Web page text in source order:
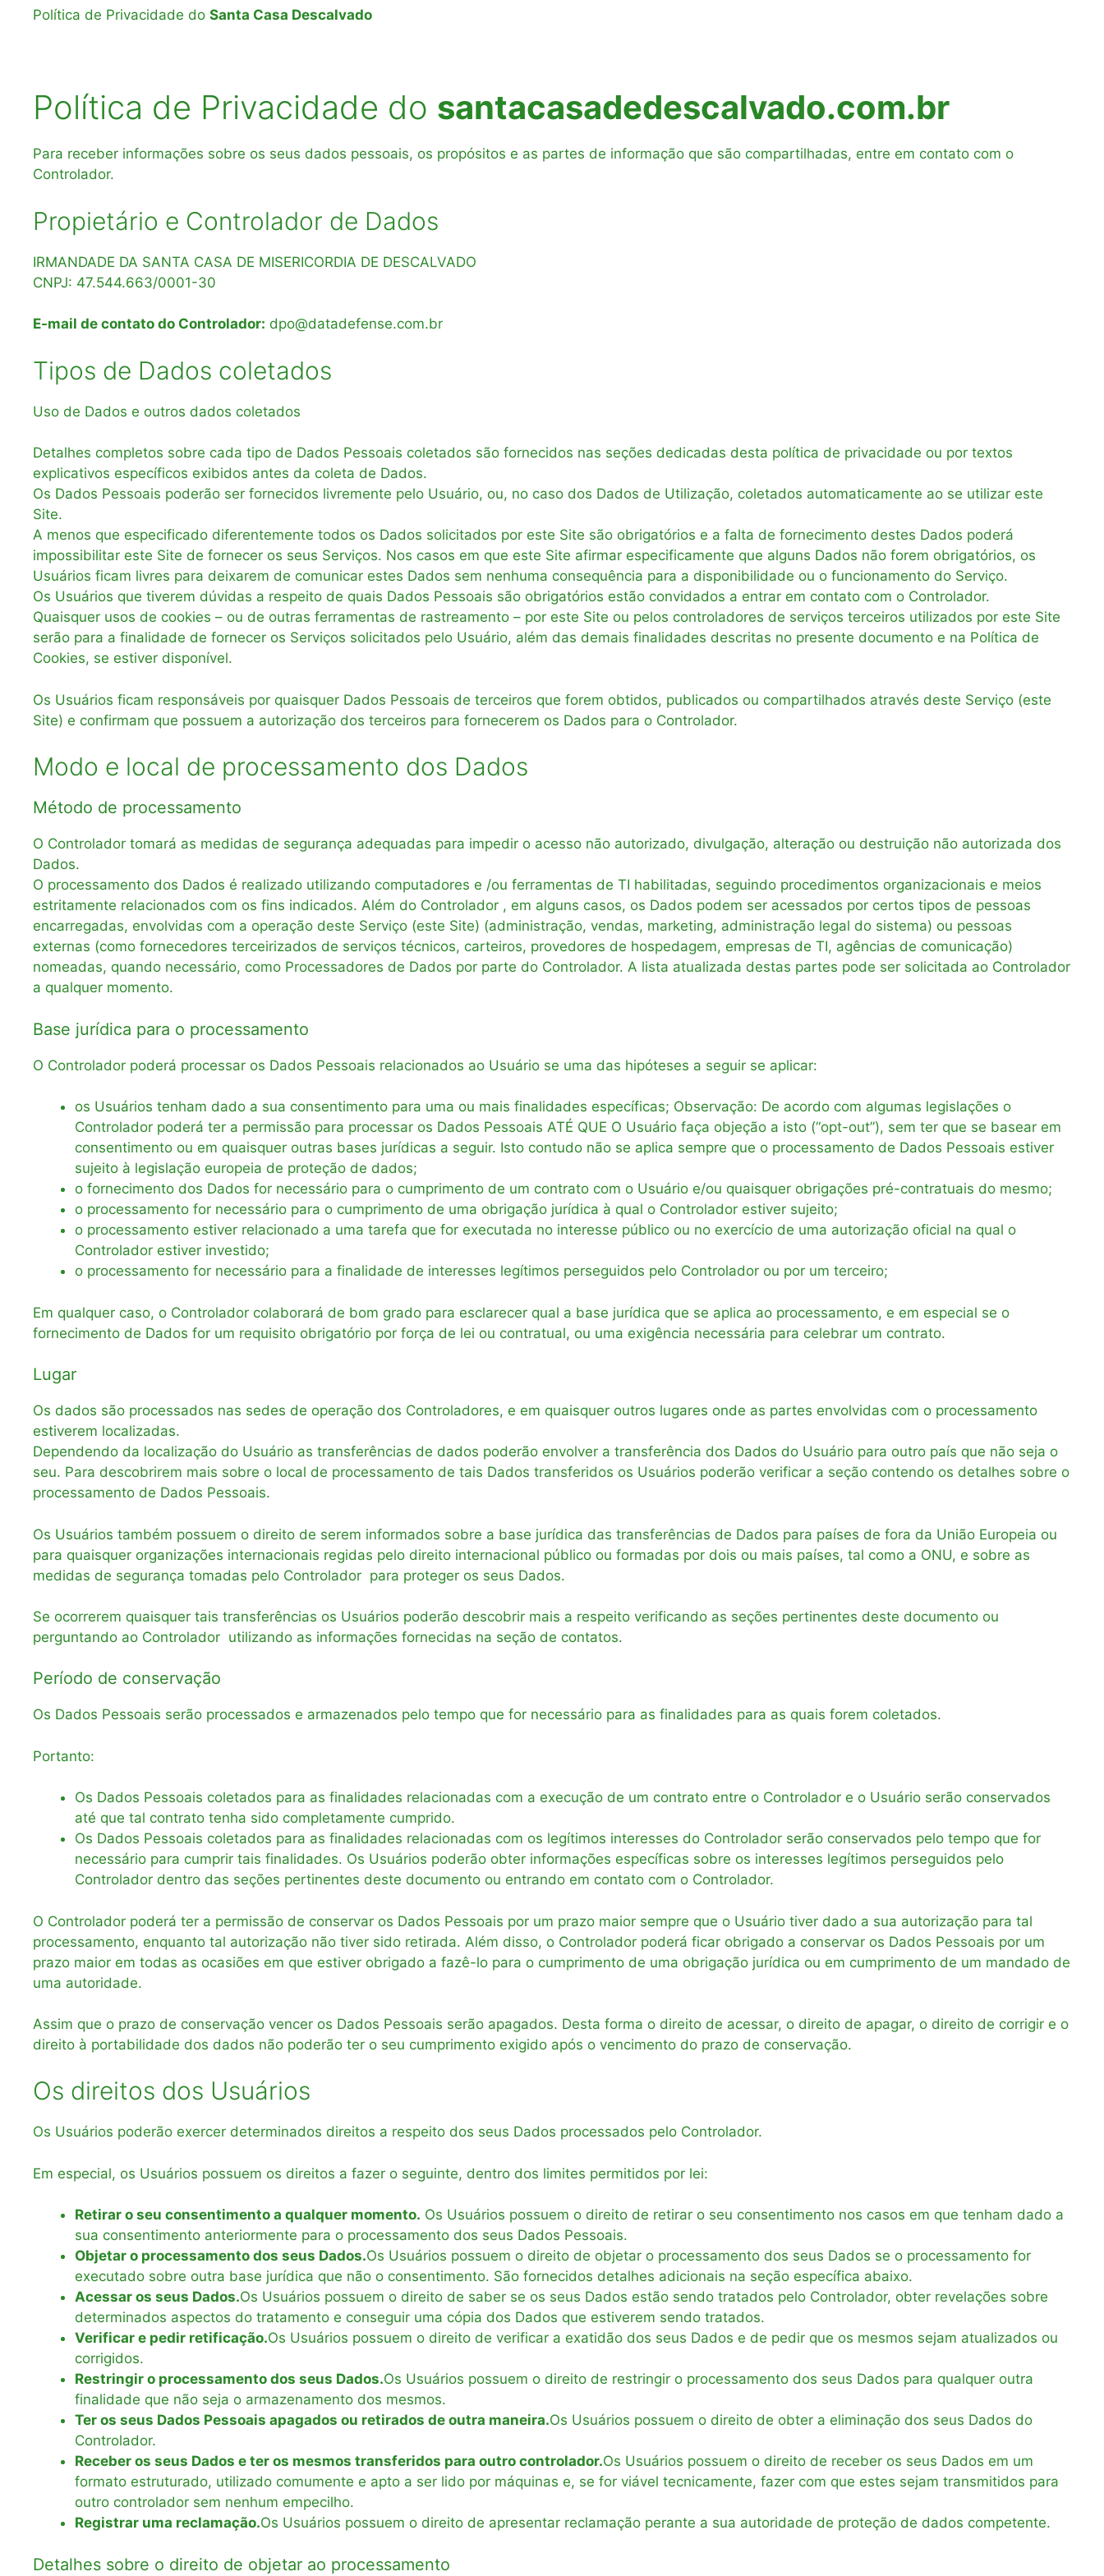
Política de Privacidade do Santa Casa Descalvado
Política de Privacidade do santacasadedescalvado.com.br
Para receber informações sobre os seus dados pessoais, os propósitos e as partes de informação que são compartilhadas, entre em contato com o
Controlador.
Propietário e Controlador de Dados
IRMANDADE DA SANTA CASA DE MISERICORDIA DE DESCALVADO
CNPJ: 47.544.663/0001-30
E-mail de contato do Controlador: dpo@datadefense.com.br
Tipos de Dados coletados
Uso de Dados e outros dados coletados
Detalhes completos sobre cada tipo de Dados Pessoais coletados são fornecidos nas seções dedicadas desta política de privacidade ou por textos
explicativos específicos exibidos antes da coleta de Dados.
Os Dados Pessoais poderão ser fornecidos livremente pelo Usuário, ou, no caso dos Dados de Utilização, coletados automaticamente ao se utilizar este
Site.
A menos que especificado diferentemente todos os Dados solicitados por este Site são obrigatórios e a falta de fornecimento destes Dados poderá
impossibilitar este Site de fornecer os seus Serviços. Nos casos em que este Site afirmar especificamente que alguns Dados não forem obrigatórios, os
Usuários ficam livres para deixarem de comunicar estes Dados sem nenhuma consequência para a disponibilidade ou o funcionamento do Serviço.
Os Usuários que tiverem dúvidas a respeito de quais Dados Pessoais são obrigatórios estão convidados a entrar em contato com o Controlador.
Quaisquer usos de cookies – ou de outras ferramentas de rastreamento – por este Site ou pelos controladores de serviços terceiros utilizados por este Site
serão para a finalidade de fornecer os Serviços solicitados pelo Usuário, além das demais finalidades descritas no presente documento e na Política de
Cookies, se estiver disponível.
Os Usuários ficam responsáveis por quaisquer Dados Pessoais de terceiros que forem obtidos, publicados ou compartilhados através deste Serviço (este
Site) e confirmam que possuem a autorização dos terceiros para fornecerem os Dados para o Controlador.
Modo e local de processamento dos Dados
Método de processamento
O Controlador tomará as medidas de segurança adequadas para impedir o acesso não autorizado, divulgação, alteração ou destruição não autorizada dos
Dados.
O processamento dos Dados é realizado utilizando computadores e /ou ferramentas de TI habilitadas, seguindo procedimentos organizacionais e meios
estritamente relacionados com os fins indicados. Além do Controlador , em alguns casos, os Dados podem ser acessados por certos tipos de pessoas
encarregadas, envolvidas com a operação deste Serviço (este Site) (administração, vendas, marketing, administração legal do sistema) ou pessoas
externas (como fornecedores terceirizados de serviços técnicos, carteiros, provedores de hospedagem, empresas de TI, agências de comunicação)
nomeadas, quando necessário, como Processadores de Dados por parte do Controlador. A lista atualizada destas partes pode ser solicitada ao Controlador
a qualquer momento.
Base jurídica para o processamento
O Controlador poderá processar os Dados Pessoais relacionados ao Usuário se uma das hipóteses a seguir se aplicar:
os Usuários tenham dado a sua consentimento para uma ou mais finalidades específicas; Observação: De acordo com algumas legislações o
Controlador poderá ter a permissão para processar os Dados Pessoais ATÉ QUE O Usuário faça objeção a isto (“opt-out”), sem ter que se basear em
consentimento ou em quaisquer outras bases jurídicas a seguir. Isto contudo não se aplica sempre que o processamento de Dados Pessoais estiver
sujeito à legislação europeia de proteção de dados;
o fornecimento dos Dados for necessário para o cumprimento de um contrato com o Usuário e/ou quaisquer obrigações pré-contratuais do mesmo;
o processamento for necessário para o cumprimento de uma obrigação jurídica à qual o Controlador estiver sujeito;
o processamento estiver relacionado a uma tarefa que for executada no interesse público ou no exercício de uma autorização oficial na qual o
Controlador estiver investido;
o processamento for necessário para a finalidade de interesses legítimos perseguidos pelo Controlador ou por um terceiro;
Em qualquer caso, o Controlador colaborará de bom grado para esclarecer qual a base jurídica que se aplica ao processamento, e em especial se o
fornecimento de Dados for um requisito obrigatório por força de lei ou contratual, ou uma exigência necessária para celebrar um contrato.
Lugar
Os dados são processados ​​nas sedes de operação dos Controladores, e em quaisquer outros lugares onde as partes envolvidas com o processamento
estiverem localizadas.
Dependendo da localização do Usuário as transferências de dados poderão envolver a transferência dos Dados do Usuário para outro país que não seja o
seu. Para descobrirem mais sobre o local de processamento de tais Dados transferidos os Usuários poderão verificar a seção contendo os detalhes sobre o
processamento de Dados Pessoais.
Os Usuários também possuem o direito de serem informados sobre a base jurídica das transferências de Dados para países de fora da União Europeia ou
para quaisquer organizações internacionais regidas pelo direito internacional público ou formadas por dois ou mais países, tal como a ONU, e sobre as
medidas de segurança tomadas pelo Controlador para proteger os seus Dados.
Se ocorrerem quaisquer tais transferências os Usuários poderão descobrir mais a respeito verificando as seções pertinentes deste documento ou
perguntando ao Controlador utilizando as informações fornecidas na seção de contatos.
Período de conservação
Os Dados Pessoais serão processados e armazenados pelo tempo que for necessário para as finalidades para as quais forem coletados.
Portanto:
Os Dados Pessoais coletados para as finalidades relacionadas com a execução de um contrato entre o Controlador e o Usuário serão conservados
até que tal contrato tenha sido completamente cumprido.
Os Dados Pessoais coletados para as finalidades relacionadas com os legítimos interesses do Controlador serão conservados pelo tempo que for
necessário para cumprir tais finalidades. Os Usuários poderão obter informações específicas sobre os interesses legítimos perseguidos pelo
Controlador dentro das seções pertinentes deste documento ou entrando em contato com o Controlador.
O Controlador poderá ter a permissão de conservar os Dados Pessoais por um prazo maior sempre que o Usuário tiver dado a sua autorização para tal
processamento, enquanto tal autorização não tiver sido retirada. Além disso, o Controlador poderá ficar obrigado a conservar os Dados Pessoais por um
prazo maior em todas as ocasiões em que estiver obrigado a fazê-lo para o cumprimento de uma obrigação jurídica ou em cumprimento de um mandado de
uma autoridade.
Assim que o prazo de conservação vencer os Dados Pessoais serão apagados. Desta forma o direito de acessar, o direito de apagar, o direito de corrigir e o
direito à portabilidade dos dados não poderão ter o seu cumprimento exigido após o vencimento do prazo de conservação.
Os direitos dos Usuários
Os Usuários poderão exercer determinados direitos a respeito dos seus Dados processados pelo Controlador.
Em especial, os Usuários possuem os direitos a fazer o seguinte, dentro dos limites permitidos por lei:
Retirar o seu consentimento a qualquer momento. Os Usuários possuem o direito de retirar o seu consentimento nos casos em que tenham dado a
sua consentimento anteriormente para o processamento dos seus Dados Pessoais.
Objetar o processamento dos seus Dados.Os Usuários possuem o direito de objetar o processamento dos seus Dados se o processamento for
executado sobre outra base jurídica que não o consentimento. São fornecidos detalhes adicionais na seção específica abaixo.
Acessar os seus Dados.Os Usuários possuem o direito de saber se os seus Dados estão sendo tratados pelo Controlador, obter revelações sobre
determinados aspectos do tratamento e conseguir uma cópia dos Dados que estiverem sendo tratados.
Verificar e pedir retificação.Os Usuários possuem o direito de verificar a exatidão dos seus Dados e de pedir que os mesmos sejam atualizados ou
corrigidos.
Restringir o processamento dos seus Dados.Os Usuários possuem o direito de restringir o processamento dos seus Dados para qualquer outra
finalidade que não seja o armazenamento dos mesmos.
Ter os seus Dados Pessoais apagados ou retirados de outra maneira.Os Usuários possuem o direito de obter a eliminação dos seus Dados do
Controlador.
Receber os seus Dados e ter os mesmos transferidos para outro controlador.Os Usuários possuem o direito de receber os seus Dados em um
formato estruturado, utilizado comumente e apto a ser lido por máquinas e, se for viável tecnicamente, fazer com que estes sejam transmitidos para
outro controlador sem nenhum empecilho.
Registrar uma reclamação.Os Usuários possuem o direito de apresentar reclamação perante a sua autoridade de proteção de dados competente.
Detalhes sobre o direito de objetar ao processamento